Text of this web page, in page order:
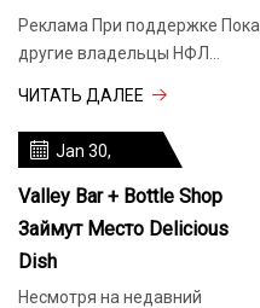
Реклама При поддержке Пока
другие владельцы НФЛ
ЧИТАТЬ ДАЛЕЕ
Jan 30,
Valley Bar + Bottle Shop
Займут Место Delicious
Dish
Несмотря на недавний